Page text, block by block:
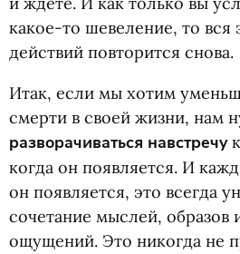
какое-то шевеление, то вся
действий повторится снова.
Итак, если мы хотим
смерти в своей жизни, нам
разворачиваться навстречу
когда он появляется. И
он появляется, это всегда
сочетание мыслей, образов
ощущений. Это никогда не